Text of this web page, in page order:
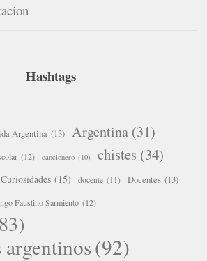
Hashtags
Argentina (13) Argentina (31)
(12) cancionero (10) chistes (34)
Curiosidades (15) docente (11) Docentes (13)
Faustino Sarmiento (12)
(92)